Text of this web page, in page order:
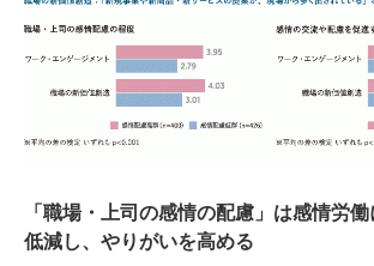
「職場・上司の感情の配慮」は感情労
低減し、やりがいを高める